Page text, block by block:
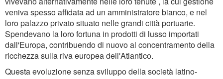
veniva spesso affidata ad un amministratore bianco, e nel
loro palazzo privato situato nelle grandi città portuarie.
Spendevano la loro fortuna in prodotti di lusso importati
dall'Europa, contribuendo di nuovo al concentramento della
ricchezza sulla riva europea dell'Atlantico.
Questa evoluzione senza sviluppo della società latino-